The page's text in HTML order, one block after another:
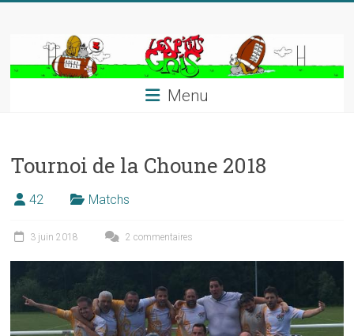
Menu
Tournoi de la Choune 2018
42 Matchs
3 juin 2018 2 commentaires